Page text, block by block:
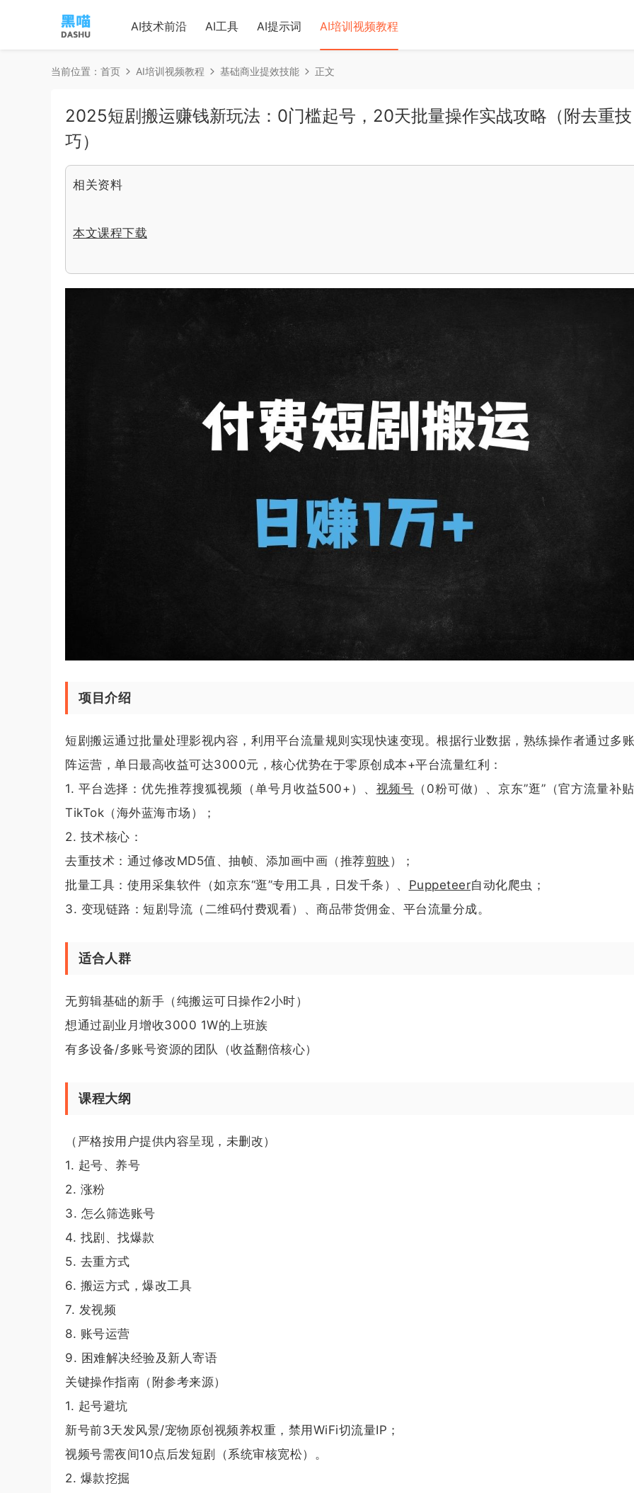
AI技术前沿 AI工具 AI提示词 AI培训视频教程
当前位置： 首页 AI培训视频教程 基础商业提效技能 正文
2025短剧搬运赚钱新玩法：0门槛起号，20天批量操作实战攻略（附去重技
巧）
相关资料
本文课程下载
项目介绍
短剧搬运通过批量处理影视内容，利用平台流量规则实现快速变现。根据行业数据，熟练操作者通过多
阵运营，单日最高收益可达3000元，核心优势在于零原创成本+平台流量红利：
1. 平台选择：优先推荐搜狐视频（单号月收益500+）、 视频号 （0粉可做）、京东”逛”（官方流量补贴
TikTok（海外蓝海市场）；
2. 技术核心：
去重技术：通过修改MD5值、抽帧、添加画中画（推荐剪映 ）；
批量工具：使用采集软件（如京东“逛”专用工具，日发千条）、 Puppeteer自动化爬虫；
3. 变现链路：短剧导流（二维码付费观看）、商品带货佣金、平台流量分成。
适合人群
无剪辑基础的新手（纯搬运可日操作2小时）
想通过副业月增收3000 1W的上班族
有多设备/多账号资源的团队（收益翻倍核心）
课程大纲
（严格按用户提供内容呈现，未删改）
1. 起号、养号
2. 涨粉
3. 怎么筛选账号
4. 找剧、找爆款
5. 去重方式
6. 搬运方式，爆改工具
7. 发视频
8. 账号运营
9. 困难解决经验及新人寄语
关键操作指南（附参考来源）
1. 起号避坑
新号前3天发风景/宠物原创视频养权重，禁用WiFi切流量IP；
视频号需夜间10点后发短剧（系统审核宽松）。
2. 爆款挖掘